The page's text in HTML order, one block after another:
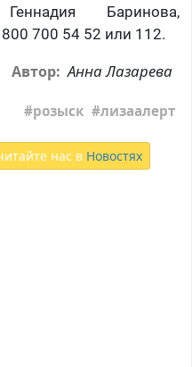
Баринова,
700 54 52 или 112.
Автор: Анна Лазарева
розыск лизаалерт
нас в Новостях